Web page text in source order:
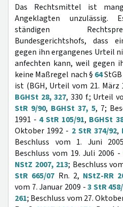
Das Rechtsmittel ist
Angeklagten unzulässig.
ständigen
Bundesgerichtshofs, dass
gegen ihn ergangenes Urteil
anfechten kann, weil gegen
keine Maßregel nach § 64
ist (BGH, Urteil vom 21. März
BGHSt 28, 327, 330 f.; Urteil
StR 9/90, BGHSt 37, 5, 7;
1991 -4 StR 105/91, BGHSt
Oktober 1992 - 2 StR 374/92,
Beschluss vom 1. Juni
Beschluss vom 19. Juli 2006 -
NStZ 2007, 213; Beschluss
StR 665/07 Rn. 2, NStZ-RR
vom 7. Januar 2009 -3 StR
261; Beschluss vom 27.